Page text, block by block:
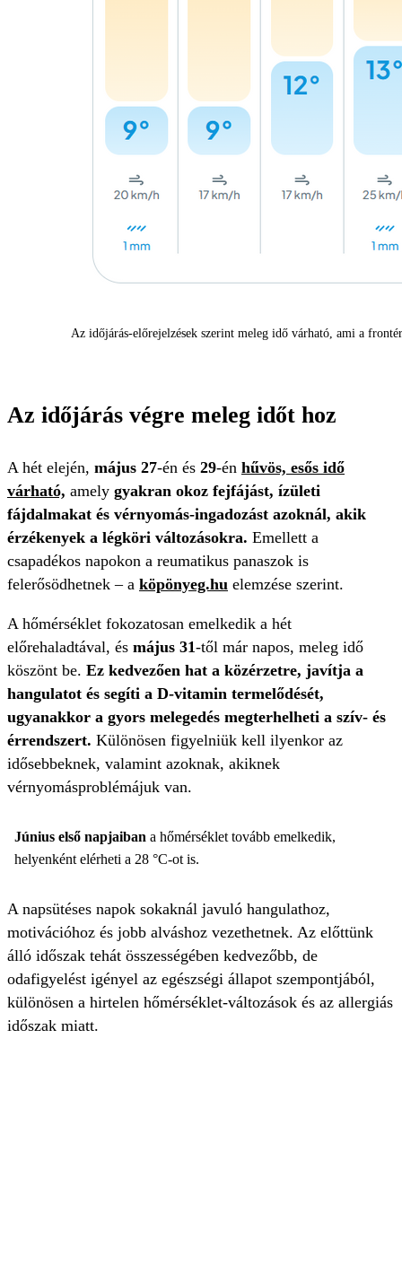
Az időjárás-előrejelzések szerint meleg idő várható, ami a
Az időjárás végre meleg időt hoz
A hét elején, május 27-én és 29-én hűvös, esős idő
várható, amely gyakran okoz fejfájást, ízületi
fájdalmakat és vérnyomás-ingadozást azoknál, akik
érzékenyek a légköri változásokra. Emellett a
csapadékos napokon a reumatikus panaszok is
felerősödhetnek – a köpönyeg.hu elemzése szerint.
A hőmérséklet fokozatosan emelkedik a hét
előrehaladtával, és május 31-től már napos, meleg idő
köszönt be. Ez kedvezően hat a közérzetre, javítja a
hangulatot és segíti a D-vitamin termelődését,
ugyanakkor a gyors melegedés megterhelheti a szív- és
érrendszert. Különösen figyelniük kell ilyenkor az
idősebbeknek, valamint azoknak, akiknek
vérnyomásproblémájuk van.
Június első napjaiban a hőmérséklet tovább emelkedik,
helyenként elérheti a 28 °C-ot is.
A napsütéses napok sokaknál javuló hangulathoz,
motivációhoz és jobb alváshoz vezethetnek. Az előttünk
álló időszak tehát összességében kedvezőbb, de
odafigyelést igényel az egészségi állapot szempontjából,
különösen a hirtelen hőmérséklet-változások és az allergiás
időszak miatt.